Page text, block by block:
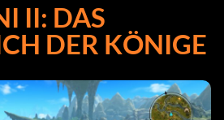
II: DAS
DER KÖNIGE